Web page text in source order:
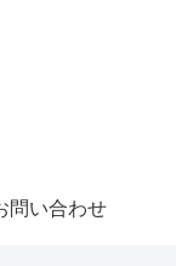
問い合わせ